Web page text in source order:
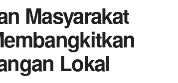
Masyarakat
Lokal